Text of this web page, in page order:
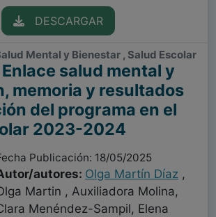
DESCARGAR
Mental y Bienestar , Salud Escolar
salud mental y
memoria y resultados
del programa en el
2023-2024
Publicación: 18/05/2025
autores: Olga Martín Díaz ,
Martin , Auxiliadora Molina,
Menéndez-Sampil, Elena